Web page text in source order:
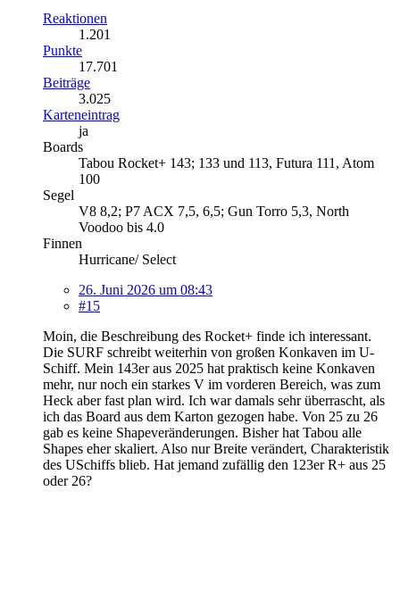
Reaktionen
1.201
Punkte
17.701
Beiträge
3.025
Karteneintrag
ja
Boards
Tabou Rocket+ 143; 133 und 113, Futura 111, Atom
100
Segel
V8 8,2; P7 ACX 7,5, 6,5; Gun Torro 5,3, North
Voodoo bis 4.0
Finnen
Hurricane/ Select
26. Juni 2026 um 08:43
#15
Moin, die Beschreibung des Rocket+ finde ich interessant.
Die SURF schreibt weiterhin von großen Konkaven im U-
Schiff. Mein 143er aus 2025 hat praktisch keine Konkaven
mehr, nur noch ein starkes V im vorderen Bereich, was zum
Heck aber fast plan wird. Ich war damals sehr überrascht, als
ich das Board aus dem Karton gezogen habe. Von 25 zu 26
gab es keine Shapeveränderungen. Bisher hat Tabou alle
Shapes eher skaliert. Also nur Breite verändert, Charakteristik
des USchiffs blieb. Hat jemand zufällig den 123er R+ aus 25
oder 26?